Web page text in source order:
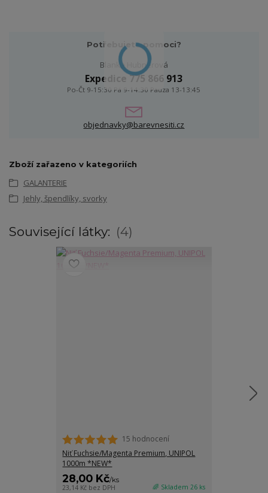
Potřebujete pomoci?
Blanka Hubnerová
Expedice 775 866 913
Po-Čt 9-15:30 Pá 9-14:30 Pauza 13-13:45
objednavky@barevnesiti.cz
Zboží zařazeno v kategoriích
GALANTERIE
Jehly, špendlíky, svorky
Související látky: 4
15 hodnocení
Niť Fuchsie/Magenta Premium, UNIPOL
1000m *NEW*
28,00 Kč/ks
23,14 Kč bez DPH 🌈 Skladem 26 ks